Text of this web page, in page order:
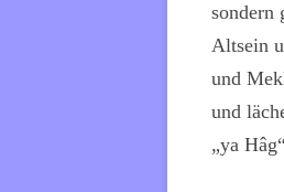
sondern
Altsein
und
und
„ya